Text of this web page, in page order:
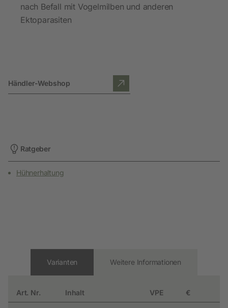
nach Befall mit Vogelmilben und anderen
Ektoparasiten
Händler-Webshop
Ratgeber
Hühnerhaltung
Varianten
Art. Nr. Inhalt VPE €
Weitere Informationen